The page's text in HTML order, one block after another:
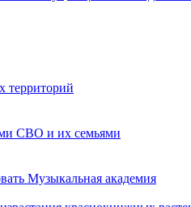
территорий
СВО и их семьями
Музыкальная академия